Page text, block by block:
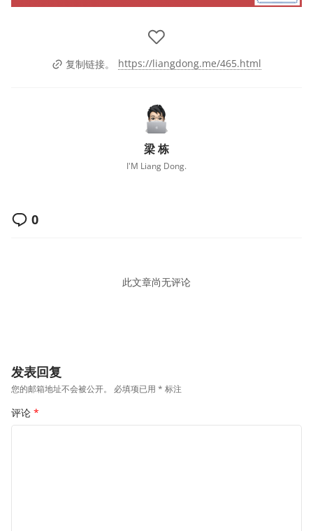
复制链接。 https://liangdong.me/465.html
梁 栋
I'M Liang Dong.
0
此文章尚无评论
发表回复
您的邮箱地址不会被公开。 必填项已用 * 标注
评论 *